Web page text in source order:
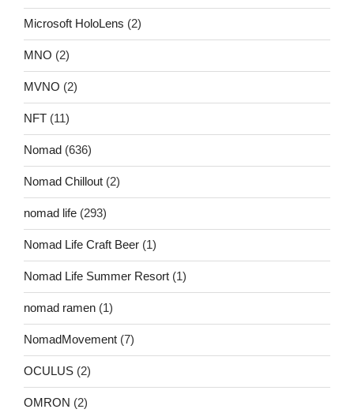
Microsoft HoloLens (2)
MNO (2)
MVNO (2)
NFT (11)
Nomad (636)
Nomad Chillout (2)
nomad life (293)
Nomad Life Craft Beer (1)
Nomad Life Summer Resort (1)
nomad ramen (1)
NomadMovement (7)
OCULUS (2)
OMRON (2)